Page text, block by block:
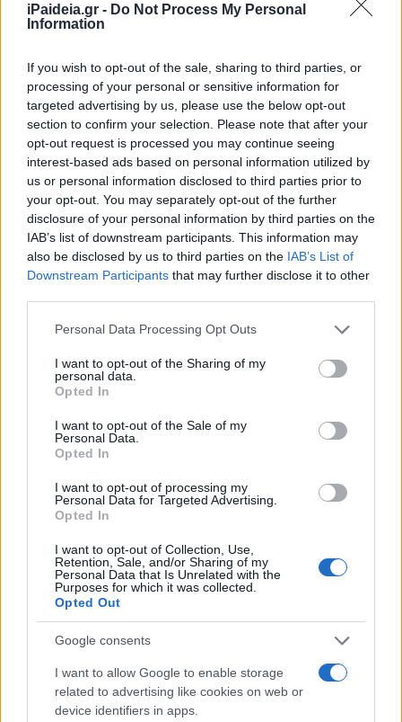
iPaideia.gr - Do Not Process My Personal
Information
If you wish to opt-out of the sale, sharing to third parties, or
processing of your personal or sensitive information for
targeted advertising by us, please use the below opt-out
section to confirm your selection. Please note that after your
opt-out request is processed you may continue seeing
interest-based ads based on personal information utilized by
us or personal information disclosed to third parties prior to
your opt-out. You may separately opt-out of the further
disclosure of your personal information by third parties on the
IAB’s list of downstream participants. This information may
also be disclosed by us to third parties on the IAB’s List of
Downstream Participants that may further disclose it to other
Please note that this website/app uses one or more Google
not limited to your visit or usage behaviour. You may click to
grant or deny consent to Google and its third-party tags to
use your data for below specified purposes in below Google
consent section.
Personal Data Processing Opt Outs
I want to opt-out of the Sharing of my
personal data.
Opted In
I want to opt-out of the Sale of my
Personal Data.
Opted In
I want to opt-out of processing my
Personal Data for Targeted Advertising.
Opted In
I want to opt-out of Collection, Use,
Retention, Sale, and/or Sharing of my
Personal Data that Is Unrelated with the
Purposes for which it was collected.
Opted Out
Google consents
I want to allow Google to enable storage
related to advertising like cookies on web or
device identifiers in apps.
Έρχονται χιόνια και στην Αττική:
Πού θα χτυπήσει ο χιονιάς
02/02/2025 - 12:05
Καιρός: Έρχονται χιόνια
31/01/2025 - 07:08
«Κλείδωσε» – Πότε αλλάζει ο
καιρός: Πότε έρχονται χιόνια και
24/01/2025 - 09:24
Καιρός: Έρχεται νέα ψυχρή
23/01/2025 - 11:30
Καιρός: Έρχονται χιόνια τον
Φεβρουάριο;
Κακοκαιρία: Νέο έκτακτο δελτίο
της ΕΜΥ – Χιόνια, καταιγίδες και